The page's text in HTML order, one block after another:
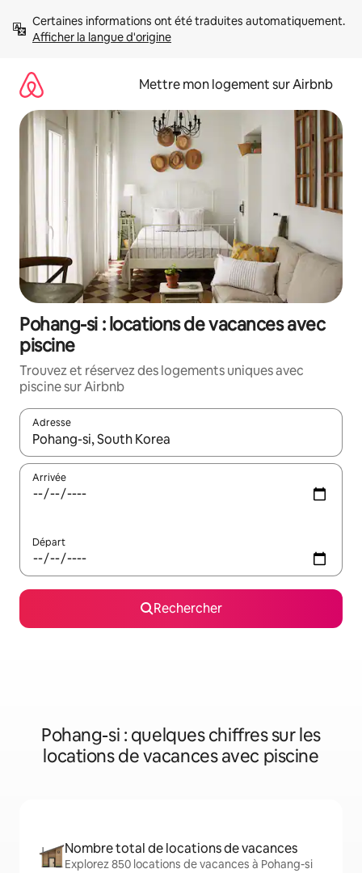
directement
Afficher la langue d'origine
Mettre mon logement sur Airbnb
Pohang-si : locations de vacances avec
piscine
Trouvez et réservez des logements uniques avec
piscine sur Airbnb
Adresse
Lorsque les résultats s'affichent, utilisez les flèches vers le
Arrivée
Départ
Rechercher
Pohang-si : quelques chiffres sur les
locations de vacances avec piscine
Nombre total de locations de vacances
Explorez 850 locations de vacances à Pohang-si